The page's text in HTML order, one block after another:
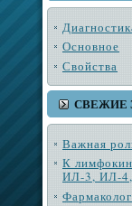
Основное
Свойства
СВЕЖИЕ
Важная
К
ИЛ-3, ИЛ-